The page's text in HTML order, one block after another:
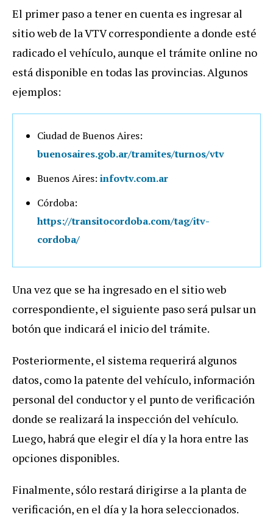
El primer paso a tener en cuenta es ingresar al
sitio web de la VTV correspondiente a donde esté
radicado el vehículo, aunque el trámite online no
está disponible en todas las provincias. Algunos
ejemplos:
Ciudad de Buenos Aires:
buenosaires.gob.ar/tramites/turnos/vtv
Buenos Aires: infovtv.com.ar
Córdoba:
https://transitocordoba.com/tag/itv-
cordoba/
Una vez que se ha ingresado en el sitio web
correspondiente, el siguiente paso será pulsar un
botón que indicará el inicio del trámite.
Posteriormente, el sistema requerirá algunos
datos, como la patente del vehículo, información
personal del conductor y el punto de verificación
donde se realizará la inspección del vehículo.
Luego, habrá que elegir el día y la hora entre las
opciones disponibles.
Finalmente, sólo restará dirigirse a la planta de
verificación, en el día y la hora seleccionados.